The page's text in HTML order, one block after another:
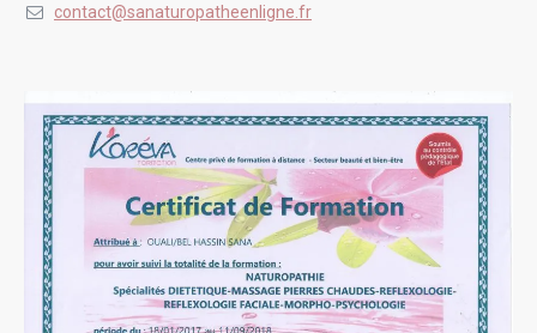
contact@sanaturopatheenligne.fr